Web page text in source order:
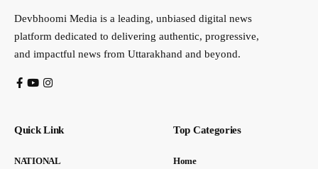
Devbhoomi Media is a leading, unbiased digital news
platform dedicated to delivering authentic, progressive,
and impactful news from Uttarakhand and beyond.
Quick Link
NATIONAL
Top Categories
Home